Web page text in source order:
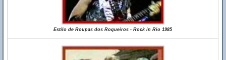
Estilo de Roupas dos Roqueiros - Rock in Rio 1985